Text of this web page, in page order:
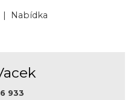
| Nabídka
933